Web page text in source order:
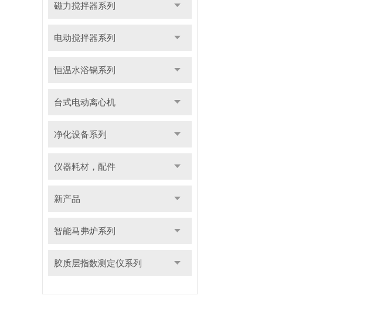
磁力搅拌器系列
电动搅拌器系列
恒温水浴锅系列
台式电动离心机
净化设备系列
仪器耗材，配件
新产品
智能马弗炉系列
胶质层指数测定仪系列